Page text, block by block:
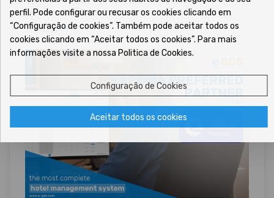
uma nova versão do motor de...
LER MAIS
perfil. Pode configurar ou recusar os cookies clicando em
“Configuração de cookies”. Também pode aceitar todos os
cookies clicando em “Aceitar todos os cookies”. Para mais
informações visite a nossa Politica de Cookies.
Configuração de Cookies
Aceitar todos os cookies